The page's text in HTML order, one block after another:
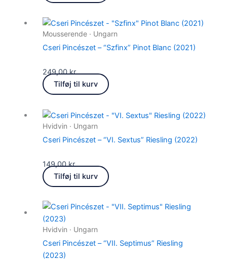
Mousserende · Ungarn
Cseri Pincészet – “Szfinx” Pinot Blanc (2021)
249,00kr.
Tilføj til kurv
Hvidvin · Ungarn
Cseri Pincészet – “VI. Sextus” Riesling (2022)
149,00kr.
Tilføj til kurv
Hvidvin · Ungarn
Cseri Pincészet – “VII. Septimus” Riesling
(2023)